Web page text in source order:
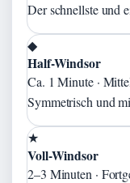
Der schnellste und
◆
Half-Windsor
Ca. 1 Minute ·
Symmetrisch und
★
Voll-Windsor
2–3 Minuten ·